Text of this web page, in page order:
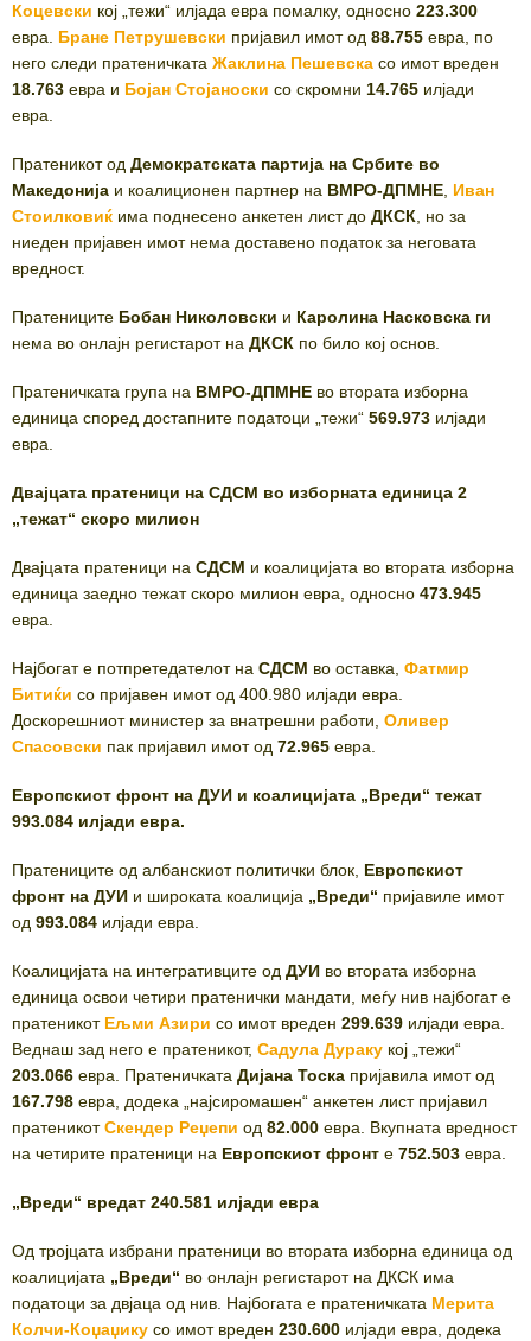
Коцевски кој „тежи“ илјада евра помалку, односно 223.300
евра. Бране Петрушевски пријавил имот од 88.755 евра, по
него следи пратеничката Жаклина Пешевска со имот вреден
18.763 евра и Бојан Стојаноски со скромни 14.765 илјади
евра.
Пратеникот од Демократската партија на Србите во
Македонија и коалиционен партнер на ВМРО-ДПМНЕ, Иван
Стоилковиќ има поднесено анкетен лист до ДКСК, но за
ниеден пријавен имот нема доставено податок за неговата
вредност.
Пратениците Бобан Николовски и Каролина Насковска ги
нема во онлајн регистарот на ДКСК по било кој основ.
Пратеничката група на ВМРО-ДПМНЕ во втората изборна
единица според достапните податоци „тежи“ 569.973 илјади
евра.
Двајцата пратеници на СДСМ во изборната единица 2
„тежат“ скоро милион
Двајцата пратеници на СДСМ и коалицијата во втората изборна
единица заедно тежат скоро милион евра, односно 473.945
евра.
Најбогат е потпретедателот на СДСМ во оставка, Фатмир
Битиќи со пријавен имот од 400.980 илјади евра.
Доскорешниот министер за внатрешни работи, Оливер
Спасовски пак пријавил имот од 72.965 евра.
Европскиот фронт на ДУИ и коалицијата „Вреди“ тежат
993.084 илјади евра.
Пратениците од албанскиот политички блок, Европскиот
фронт на ДУИ и широката коалиција „Вреди“ пријавиле имот
од 993.084 илјади евра.
Коалицијата на интегративците од ДУИ во втората изборна
единица освои четири пратенички мандати, меѓу нив најбогат е
пратеникот Ељми Азири со имот вреден 299.639 илјади евра.
Веднаш зад него е пратеникот, Садула Дураку кој „тежи“
203.066 евра. Пратеничката Дијана Тоска пријавила имот од
167.798 евра, додека „најсиромашен“ анкетен лист пријавил
пратеникотСкендер Реџепи од 82.000 евра. Вкупната вредност
на четирите пратеници на Европскиот фронт е 752.503 евра.
„Вреди“ вредат 240.581 илјади евра
Од тројцата избрани пратеници во втората изборна единица од
коалицијата „Вреди“ во онлајн регистарот на ДКСК има
податоци за двјаца од нив. Најбогата е пратеничката Мерита
Колчи-Коџаџику со имот вреден 230.600 илјади евра, додека